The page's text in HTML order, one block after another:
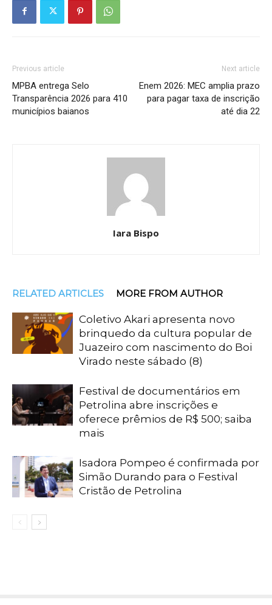
Previous article
MPBA entrega Selo
Transparência 2026 para 410
municípios baianos
Next article
Enem 2026: MEC amplia prazo
para pagar taxa de inscrição
até dia 22
Iara Bispo
RELATED ARTICLES MORE FROM AUTHOR
Coletivo Akari apresenta novo
brinquedo da cultura popular de
Juazeiro com nascimento do Boi
Virado neste sábado (8)
Festival de documentários em
Petrolina abre inscrições e
oferece prêmios de R$ 500; saiba
mais
Isadora Pompeo é confirmada por
Simão Durando para o Festival
Cristão de Petrolina